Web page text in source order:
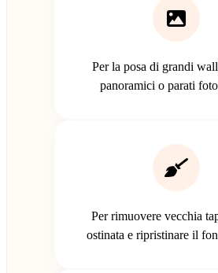
Per la posa di grandi
panoramici o parati
Per rimuovere vecchia
ostinata e ripristinare il